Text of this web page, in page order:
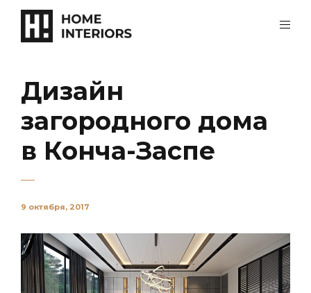
Дизайн
загородного дома
в Конча-Заспе
9 октября, 2017